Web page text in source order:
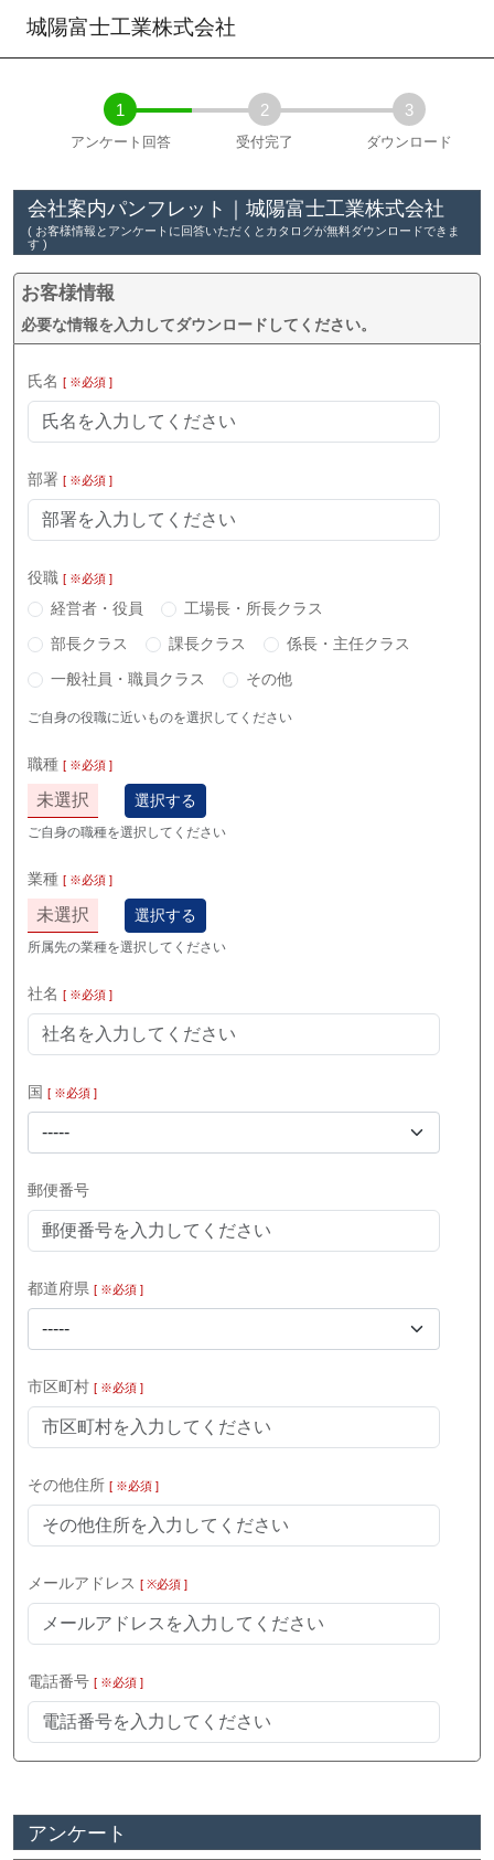
城陽富士工業株式会社
1
アンケート回答
2
受付完了
3
ダウンロード
会社案内パンフレット｜城陽富士工業株式会社
( お客様情報とアンケートに回答いただくとカタログが無料ダウンロードできま
す )
お客様情報
必要な情報を入力してダウンロードしてください。
氏名 [ ※必須 ]
部署 [ ※必須 ]
役職 [ ※必須 ]
経営者・役員
工場長・所長クラス
部長クラス
課長クラス
係長・主任クラス
一般社員・職員クラス
その他
ご自身の役職に近いものを選択してください
職種 [ ※必須 ]
未選択 選択する
ご自身の職種を選択してください
業種 [ ※必須 ]
未選択 選択する
所属先の業種を選択してください
社名 [ ※必須 ]
国 [ ※必須 ]
-----
郵便番号
都道府県 [ ※必須 ]
-----
市区町村 [ ※必須 ]
その他住所 [ ※必須 ]
メールアドレス [ ※必須 ]
電話番号 [ ※必須 ]
アンケート